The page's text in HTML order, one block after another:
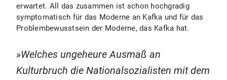
erwartet. All das zusammen ist schon hochgradig
symptomatisch für das Moderne an Kafka und für das
Problembewusstsein der Moderne, das Kafka hat.
Welches ungeheure Ausmaß an
Kulturbruch die Nationalsozialisten mit dem